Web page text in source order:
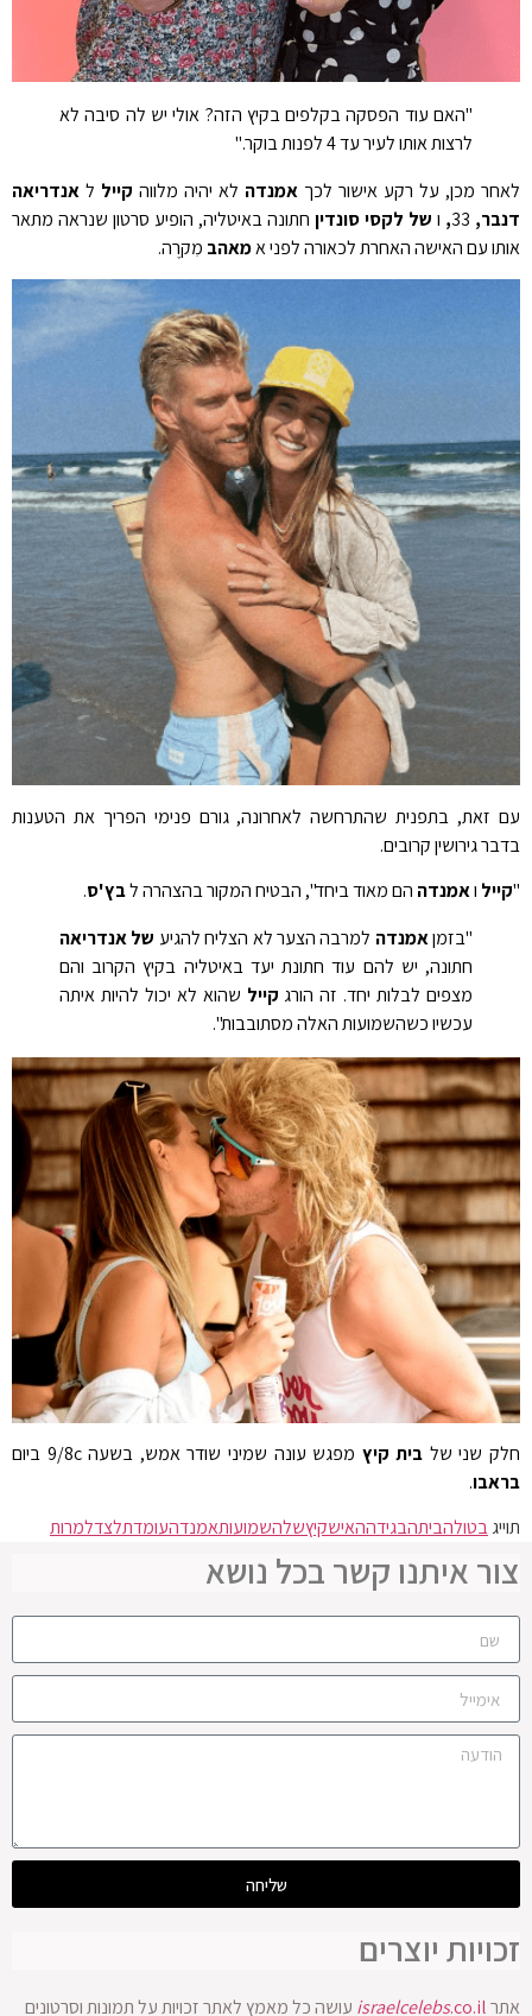
"האם עוד הפסקה בקלפים בקיץ הזה? אולי יש לה סיבה לא
לרצות אותו לעיר עד 4 לפנות בוקר."
לאחר מכן, על רקע אישור לכך אמנדה לא יהיה מלווה קייל ל אנדריאה
דנבר, 33
, ו של לקסי סונדין חתונה באיטליה, הופיע סרטון שנראה מתאר
אותו עם האישה האחרת לכאורה לפני אמאהב מִקרֶה.
עם זאת, בתפנית שהתרחשה לאחרונה, גורם פנימי הפריך את הטענות
בדבר גירושין קרובים.
"קייל ואמנדה הם מאוד ביחד", הבטיח המקור בהצהרה לבץ'ס.
"בזמןאמנדה למרבה הצער לא הצליח להגיע של אנדריאה
חתונה, יש להם עוד חתונת יעד באיטליה בקיץ הקרוב והם
מצפים לבלות יחד. זה הורג קייל שהוא לא יכול להיות איתה
עכשיו כשהשמועות האלה מסתובבות".
חלק שני של בית קיץ מפגש עונה שמיני שודר אמש, בשעה 9/8c ביום
בראבו.
תוייגבטולהביתהבגידההאישקיץשלהשמועותאמנדהעומדתלצדלמרות
צור איתנו קשר בכל נושא
שליחה
זכויות יוצרים
אתר israelcelebs.co.il עושה כל מאמץ לאתר זכויות על תמונות וסרטונים